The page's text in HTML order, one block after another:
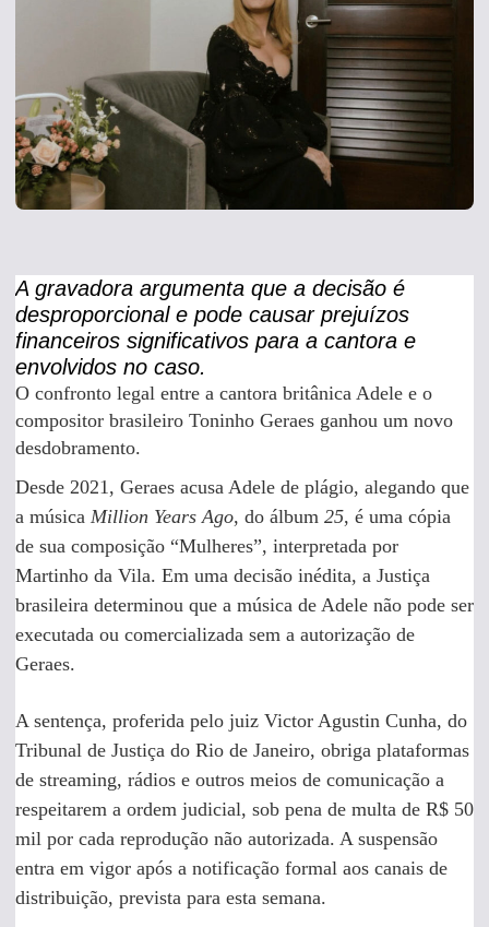
A gravadora argumenta que a decisão é
desproporcional e pode causar prejuízos
financeiros significativos para a cantora e
envolvidos no caso.
O confronto legal entre a cantora britânica Adele e o
compositor brasileiro Toninho Geraes ganhou um novo
desdobramento.
Desde 2021, Geraes acusa Adele de plágio, alegando que
a música Million Years Ago, do álbum 25, é uma cópia
de sua composição “Mulheres”, interpretada por
Martinho da Vila. Em uma decisão inédita, a Justiça
brasileira determinou que a música de Adele não pode ser
executada ou comercializada sem a autorização de
Geraes.
A sentença, proferida pelo juiz Victor Agustin Cunha, do
Tribunal de Justiça do Rio de Janeiro, obriga plataformas
de streaming, rádios e outros meios de comunicação a
respeitarem a ordem judicial, sob pena de multa de R$ 50
mil por cada reprodução não autorizada. A suspensão
entra em vigor após a notificação formal aos canais de
distribuição, prevista para esta semana.